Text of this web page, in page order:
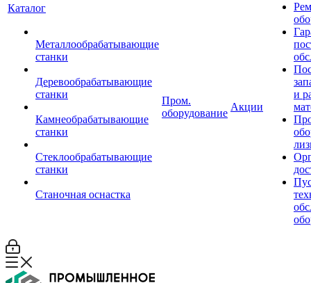
Каталог
Металлообрабатывающие
станки
Деревообрабатывающие
станки
Камнеобрабатывающие
станки
Стеклообрабатывающие
станки
Станочная оснастка
Пром.
оборудование
Акции
и